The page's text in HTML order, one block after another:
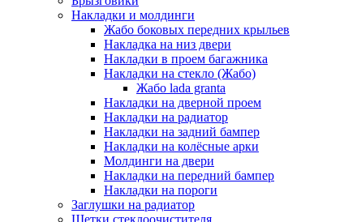
Накладки и молдинги
Жабо боковых передних крыльев
Накладка на низ двери
Накладки в проем багажника
Накладки на стекло (Жабо)
Жабо lada granta
Накладки на дверной проем
Накладки на радиатор
Накладки на задний бампер
Накладки на колёсные арки
Молдинги на двери
Накладки на передний бампер
Накладки на пороги
Заглушки на радиатор
Щетки стеклоочистителя